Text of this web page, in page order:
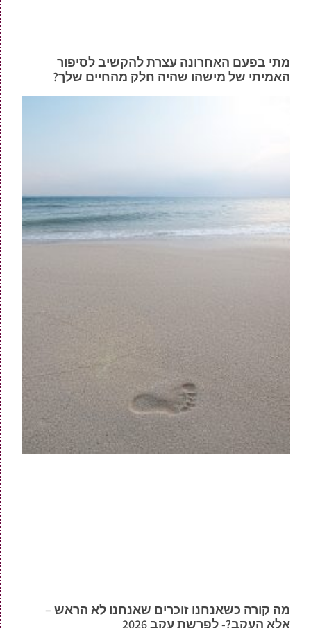
מתי בפעם האחרונה עצרת להקשיב לסיפור
האמיתי של מישהו שהיה חלק מהחיים שלך?
מה קורה כשאנחנו זוכרים שאנחנו לא הראש –
אלא העקב?- לפרשת עקב 2026